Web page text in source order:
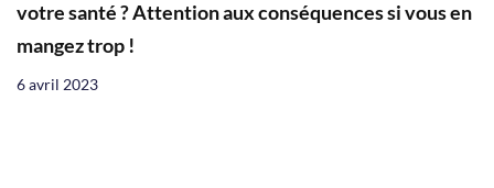
votre santé ? Attention aux conséquences si vous en
mangez trop !
6 avril 2023